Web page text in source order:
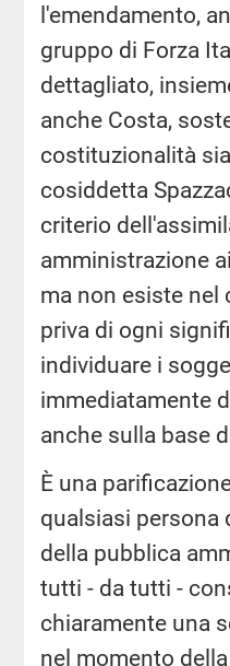
l'emendamento,
gruppo di Forza
dettagliato,
anche Costa,
costituzionalità
cosiddetta
criterio
amministrazione
ma non esiste nel
priva di ogni
individuare i
immediatamente
anche sulla base
È una
qualsiasi persona
della pubblica
tutti - da tutti -
chiaramente una
nel momento